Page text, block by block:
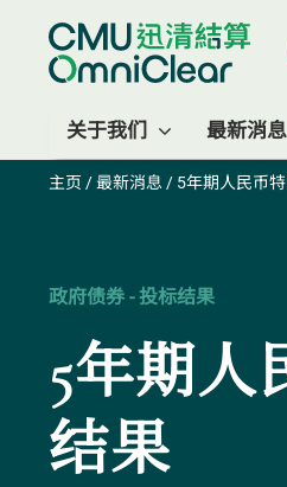
关于我们 最新消息
主页 /最新消息 / 5年期人民币
政府债券 - 投标结果
5年期人
结果